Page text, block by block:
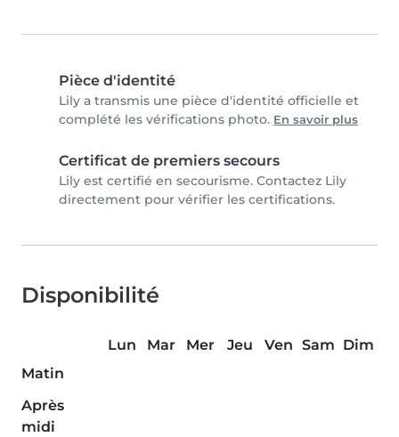
Pièce d'identité
Lily a transmis une pièce d'identité officielle et
complété les vérifications photo. En savoir plus
Certificat de premiers secours
Lily est certifié en secourisme. Contactez Lily
directement pour vérifier les certifications.
Disponibilité
Lun Mar Mer Jeu Ven Sam Dim
Matin
Après
midi